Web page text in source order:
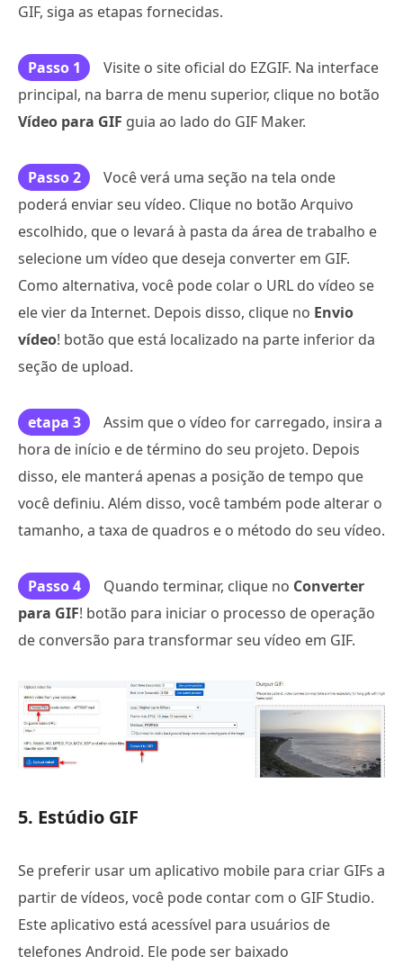
GIF, siga as etapas fornecidas.
Passo 1
Visite o site oficial do EZGIF. Na interface
principal, na barra de menu superior, clique no botão
Vídeo para GIF guia ao lado do GIF Maker.
Passo 2
Você verá uma seção na tela onde
poderá enviar seu vídeo. Clique no botão Arquivo
escolhido, que o levará à pasta da área de trabalho e
selecione um vídeo que deseja converter em GIF.
Como alternativa, você pode colar o URL do vídeo se
ele vier da Internet. Depois disso, clique no Envio
vídeo! botão que está localizado na parte inferior da
seção de upload.
etapa 3
Assim que o vídeo for carregado, insira a
hora de início e de término do seu projeto. Depois
disso, ele manterá apenas a posição de tempo que
você definiu. Além disso, você também pode alterar o
tamanho, a taxa de quadros e o método do seu vídeo.
Passo 4 Quando terminar, clique no Converter
para GIF! botão para iniciar o processo de operação
de conversão para transformar seu vídeo em GIF.
5. Estúdio GIF
Se preferir usar um aplicativo mobile para criar GIFs a
partir de vídeos, você pode contar com o GIF Studio.
Este aplicativo está acessível para usuários de
telefones Android. Ele pode ser baixado